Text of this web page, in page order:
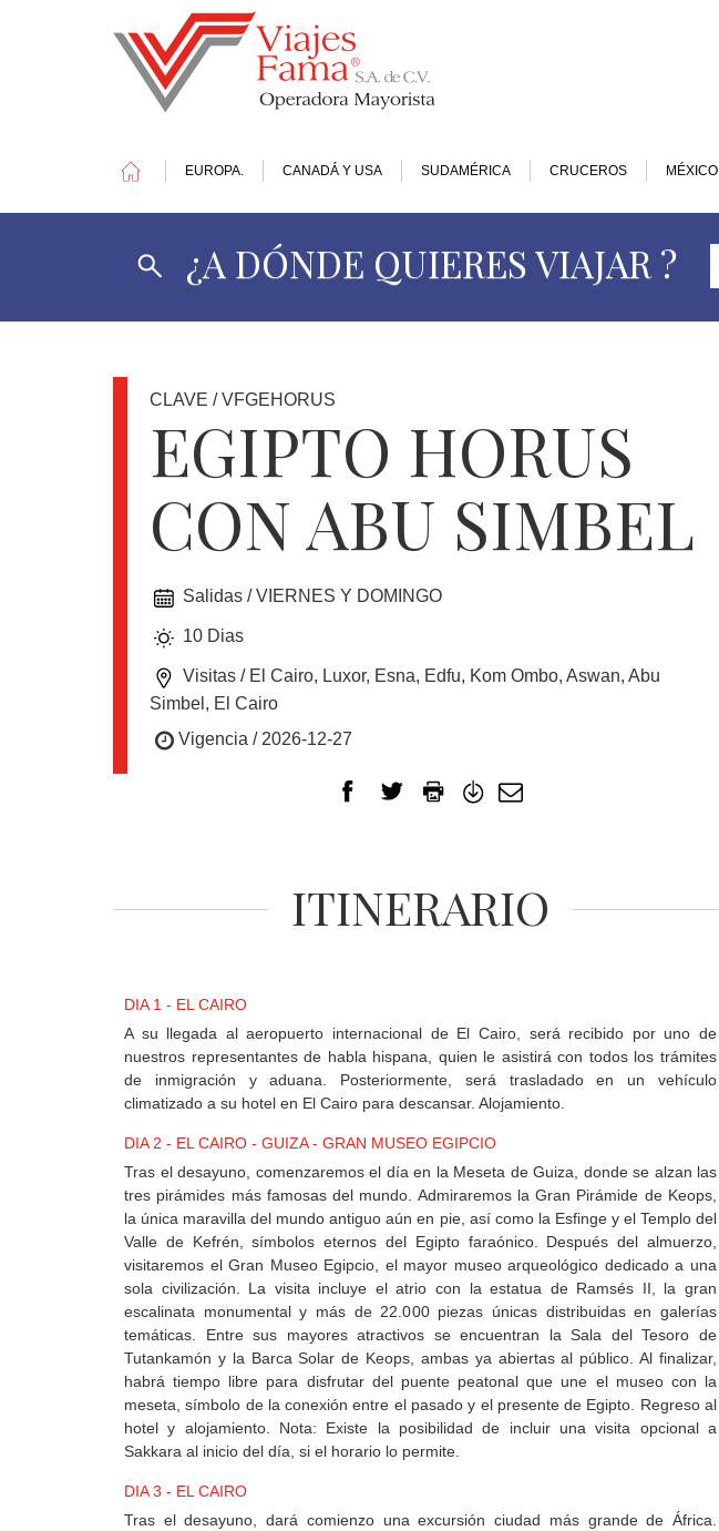
EUROPA. CANADÁ Y USA SUDAMÉRICA CRUCEROS MÉXICO
¿A DÓNDE QUIERES VIAJAR ?
=
SUDAMERICA
FLORIDA
CONTACTO
REGISTRO
CLAVE / VFGEHORUS
EGIPTO HORUS
CON ABU SIMBEL
Salidas / VIERNES Y DOMINGO
10 Dias
Visitas / El Cairo, Luxor, Esna, Edfu, Kom Ombo, Aswan, Abu
Simbel, El Cairo
Vigencia / 2026-12-27
ITINERARIO
DIA 1 - EL CAIRO
A su llegada al aeropuerto internacional de El Cairo, será recibido por uno de
nuestros representantes de habla hispana, quien le asistirá con todos los trámites
de inmigración y aduana. Posteriormente, será trasladado en un vehículo
climatizado a su hotel en El Cairo para descansar. Alojamiento.
DIA 2 - EL CAIRO - GUIZA - GRAN MUSEO EGIPCIO
Tras el desayuno, comenzaremos el día en la Meseta de Guiza, donde se alzan las
tres pirámides más famosas del mundo. Admiraremos la Gran Pirámide de Keops,
la única maravilla del mundo antiguo aún en pie, así como la Esfinge y el Templo del
Valle de Kefrén, símbolos eternos del Egipto faraónico. Después del almuerzo,
visitaremos el Gran Museo Egipcio, el mayor museo arqueológico dedicado a una
sola civilización. La visita incluye el atrio con la estatua de Ramsés II, la gran
escalinata monumental y más de 22.000 piezas únicas distribuidas en galerías
temáticas. Entre sus mayores atractivos se encuentran la Sala del Tesoro de
Tutankamón y la Barca Solar de Keops, ambas ya abiertas al público. Al finalizar,
habrá tiempo libre para disfrutar del puente peatonal que une el museo con la
meseta, símbolo de la conexión entre el pasado y el presente de Egipto. Regreso al
hotel y alojamiento. Nota: Existe la posibilidad de incluir una visita opcional a
Sakkara al inicio del día, si el horario lo permite.
DIA 3 - EL CAIRO
Tras el desayuno, dará comienzo una excursión ciudad más grande de África.